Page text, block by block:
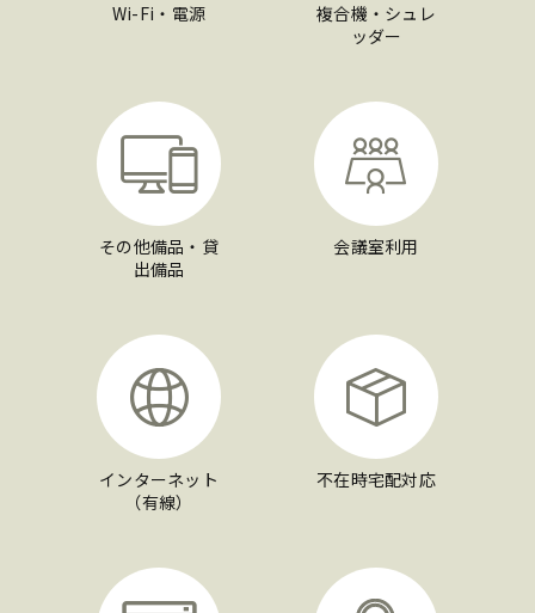
Wi-Fi・電源
複合機・シュレ
ッダー
その他備品・貸
出備品
会議室利用
インターネット
（有線）
不在時宅配対応